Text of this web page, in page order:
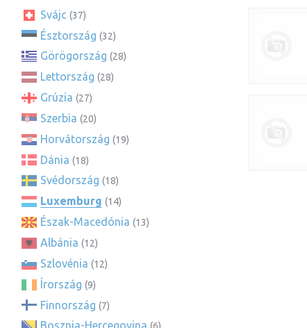
Svájc (37)
Észtország (32)
Görögország (28)
Lettország (28)
Grúzia (27)
Szerbia (20)
Horvátország (19)
Dánia (18)
Svédország (18)
Luxemburg (14)
Észak-Macedónia (13)
Albánia (12)
Szlovénia (12)
Írország (9)
Finnország (7)
Bosznia-Hercegovina